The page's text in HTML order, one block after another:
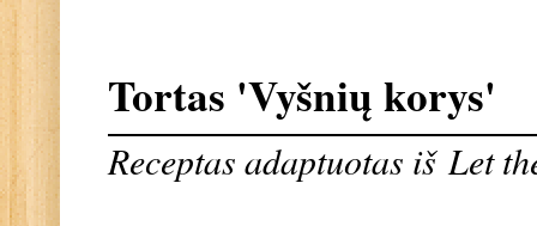
Tortas 'Vyšnių korys'
Receptas adaptuotas iš Let